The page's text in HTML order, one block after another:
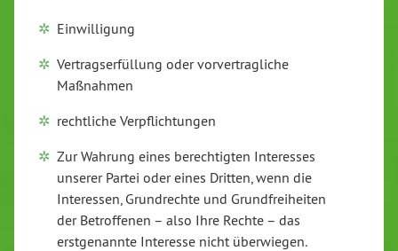
Einwilligung
Vertragserfüllung oder vorvertragliche
Maßnahmen
rechtliche Verpflichtungen
Zur Wahrung eines berechtigten Interesses
unserer Partei oder eines Dritten, wenn die
Interessen, Grundrechte und Grundfreiheiten
der Betroffenen – also Ihre Rechte – das
erstgenannte Interesse nicht überwiegen.